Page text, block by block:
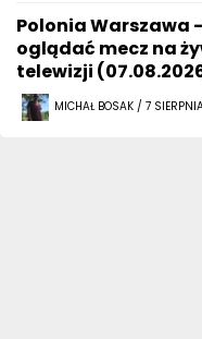
Polonia Warszawa
oglądać mecz na
telewizji
MICHAŁ BOSAK / 7